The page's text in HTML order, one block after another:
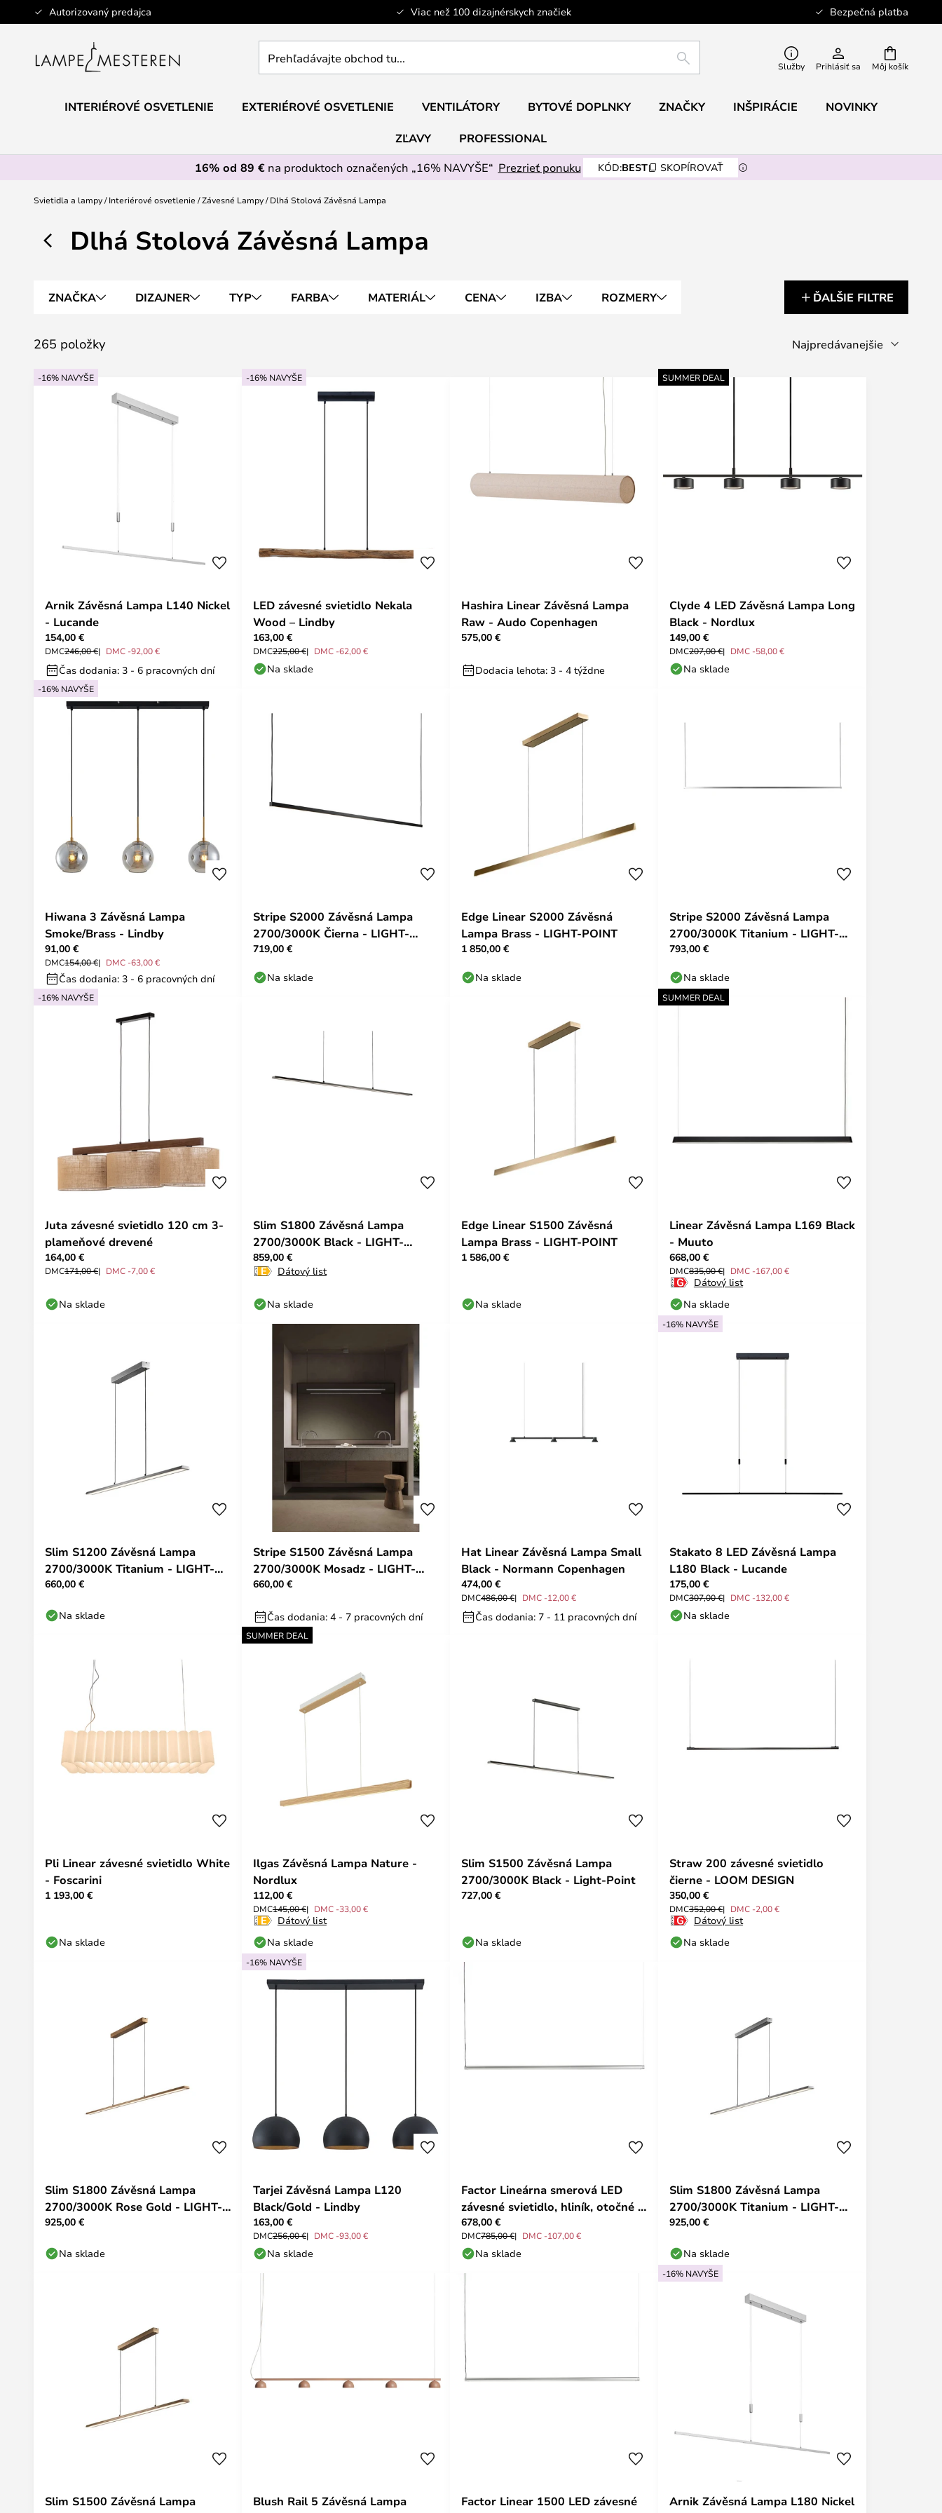
Autorizovaný predajca Viac než 100 dizajnérskych značiek Bezpečná platba
Skip
to
Môj košík
obchod
HĽADAŤ Služby Prihlásiť sa
INTERIÉROVÉ OSVETLENIE EXTERIÉROVÉ OSVETLENIE VENTILÁTORY BYTOVÉ DOPLNKY ZNAČKY INŠPIRÁCIE NOVINKY
ZĽAVY
PROFESSIONAL
16% od 89 €na produktoch označených „16% NAVYŠE“ Prezrieť ponuku KÓD:BEST SKOPÍROVAŤ
Svietidla a lampy Interiérové osvetlenie Závesné Lampy Dlhá Stolová Závěsná Lampa
Dlhá Stolová Závěsná Lampa
ZNAČKA DIZAJNER TYP FARBA MATERIÁL CENA IZBA ROZMERY ĎALŠIE FILTRE
265 položky
-16% NAVYŠE
Arnik Závěsná Lampa L140 Nickel
- Lucande
154,00 €
DMC246,00 € DMC -92,00 €
Čas dodania: 3 - 6 pracovných dní
-16% NAVYŠE
LED závesné svietidlo Nekala
Wood – Lindby
163,00 €
DMC225,00 € DMC -62,00 €
Na sklade
Hashira Linear Závěsná Lampa
Raw - Audo Copenhagen
575,00 €
Dodacia lehota: 3 - 4 týždne
SUMMER DEAL
Clyde 4 LED Závěsná Lampa Long
Black - Nordlux
149,00 €
DMC207,00 € DMC -58,00 €
Na sklade
-16% NAVYŠE
Hiwana 3 Závěsná Lampa
Smoke/Brass - Lindby
91,00 €
DMC154,00 € DMC -63,00 €
Čas dodania: 3 - 6 pracovných dní
Stripe S2000 Závěsná Lampa
2700/3000K Čierna - LIGHT-
POINT
719,00 €
Na sklade
Edge Linear S2000 Závěsná
Lampa Brass - LIGHT-POINT
1 850,00 €
Na sklade
Stripe S2000 Závěsná Lampa
2700/3000K Titanium - LIGHT-
POINT
793,00 €
Na sklade
-16% NAVYŠE
Juta závesné svietidlo 120 cm 3-
plameňové drevené
164,00 €
DMC171,00 € DMC -7,00 €
Na sklade
Slim S1800 Závěsná Lampa
2700/3000K Black - LIGHT-
POINT
859,00 €
Dátový list
Na sklade
Edge Linear S1500 Závěsná
Lampa Brass - LIGHT-POINT
1 586,00 €
Na sklade
SUMMER DEAL
Linear Závěsná Lampa L169 Black
- Muuto
668,00 €
DMC835,00 € DMC -167,00 €
Dátový list
Na sklade
Slim S1200 Závěsná Lampa
2700/3000K Titanium - LIGHT-
POINT
660,00 €
Na sklade
Stripe S1500 Závěsná Lampa
2700/3000K Mosadz - LIGHT-
POINT
660,00 €
Čas dodania: 4 - 7 pracovných dní
Hat Linear Závěsná Lampa Small
Black - Normann Copenhagen
474,00 €
DMC486,00 € DMC -12,00 €
Čas dodania: 7 - 11 pracovných dní
-16% NAVYŠE
Stakato 8 LED Závěsná Lampa
L180 Black - Lucande
175,00 €
DMC307,00 € DMC -132,00 €
Na sklade
Pli Linear závesné svietidlo White
- Foscarini
1 193,00 €
Na sklade
SUMMER DEAL
Ilgas Závěsná Lampa Nature -
Nordlux
112,00 €
DMC145,00 € DMC -33,00 €
Dátový list
Na sklade
Slim S1500 Závěsná Lampa
2700/3000K Black - Light-Point
727,00 €
Na sklade
Straw 200 závesné svietidlo
čierne - LOOM DESIGN
350,00 €
DMC352,00 € DMC -2,00 €
Dátový list
Na sklade
Slim S1800 Závěsná Lampa
2700/3000K Rose Gold - LIGHT-
POINT
925,00 €
Na sklade
-16% NAVYŠE
Tarjei Závěsná Lampa L120
Black/Gold - Lindby
163,00 €
DMC256,00 € DMC -93,00 €
Na sklade
Factor Lineárna smerová LED
závesné svietidlo, hliník, otočné -
HAY
678,00 €
DMC785,00 € DMC -107,00 €
Na sklade
Slim S1800 Závěsná Lampa
2700/3000K Titanium - LIGHT-
POINT
925,00 €
Na sklade
Slim S1500 Závěsná Lampa
Blush Rail 5 Závěsná Lampa
Factor Linear 1500 LED závesné
-16% NAVYŠE
Arnik Závěsná Lampa L180 Nickel